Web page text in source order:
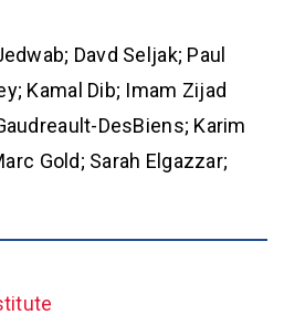
Davd Seljak; Paul
Kamal Dib; Imam Zijad
DesBiens; Karim
Gold; Sarah Elgazzar;